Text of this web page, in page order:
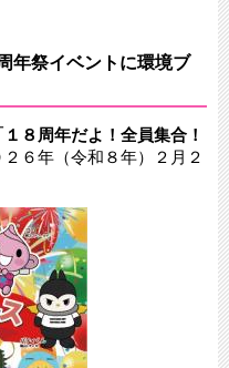
年祭イベントに環境ブ
８周年だよ！全員集合！
２６年（令和８年）２月２